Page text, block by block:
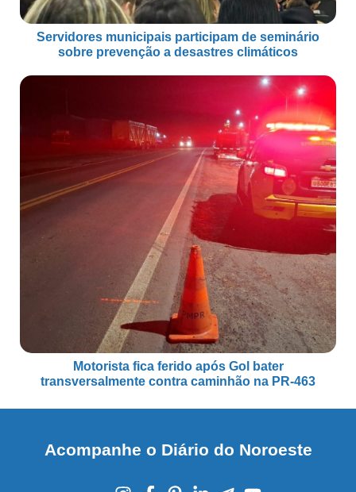
Servidores municipais participam de seminário
sobre prevenção a desastres climáticos
Motorista fica ferido após Gol bater
transversalmente contra caminhão na PR-463
Acompanhe o Diário do Noroeste